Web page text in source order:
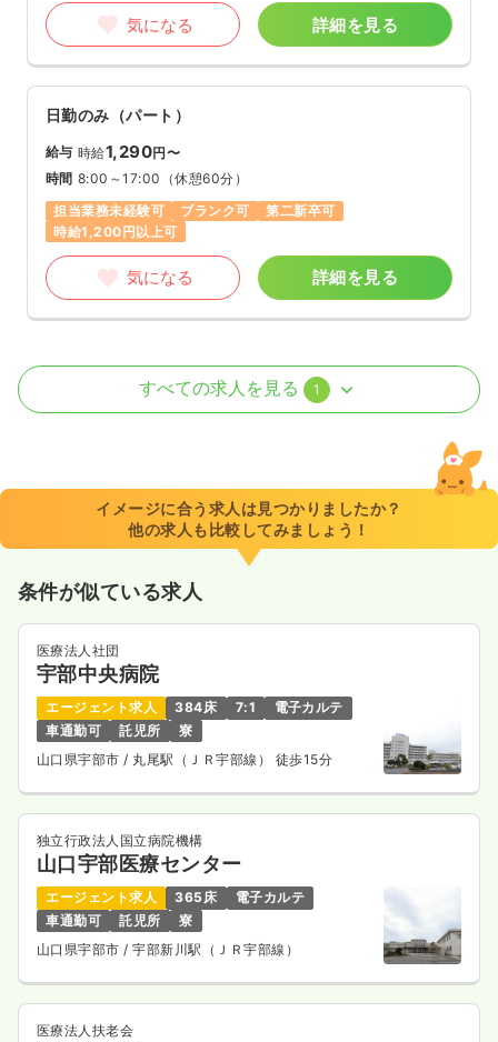
気になる 詳細を見る
日勤のみ（パート）
給与 時給1,290円〜
時間 8:00～17:00 （休憩60分）
担当業務未経験可
ブランク可
第二新卒可
時給1,200円以上可
気になる 詳細を見る
訪問看護 正・准看護師
8:00～17:00（休憩60分）
年間休日122日
4週8休以上
オンコールあり
ブランク可
すべての求人を見る 1
イメージに合う求人は見つかりましたか？
他の求人も比較してみましょう！
条件が似ている求人
医療法人社団
宇部中央病院
エージェント求人 384床 7:1
電子カルテ
車通勤可
託児所
寮
山口県宇部市/ 丸尾駅（ＪＲ宇部線） 徒歩15分
独立行政法人国立病院機構
山口宇部医療センター
エージェント求人 365床
電子カルテ
車通勤可
託児所
寮
山口県宇部市/ 宇部新川駅（ＪＲ宇部線）
医療法人扶老会